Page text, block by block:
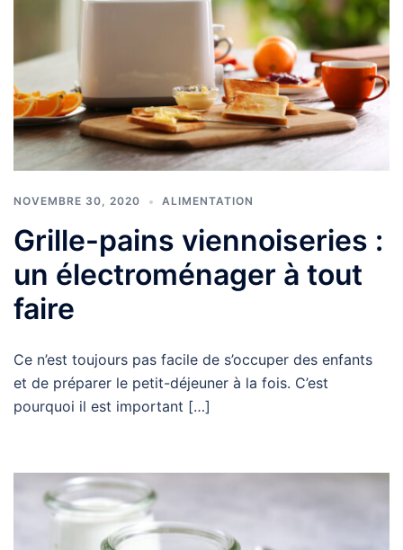
NOVEMBRE 30, 2020 ALIMENTATION
Grille-pains viennoiseries :
un électroménager à tout
faire
Ce n’est toujours pas facile de s’occuper des enfants
et de préparer le petit-déjeuner à la fois. C’est
pourquoi il est important […]